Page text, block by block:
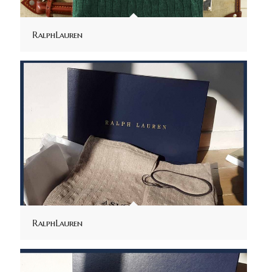
RalphLauren
RalphLauren